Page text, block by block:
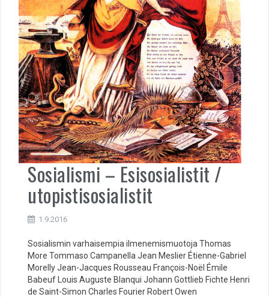
Sosialismi – Esisosialistit /
utopistisosialistit
1.9.2016
Sosialismin varhaisempia ilmenemismuotoja Thomas
More Tommaso Campanella Jean Meslier Étienne-Gabriel
Morelly Jean-Jacques Rousseau François-Noël Émile
Babeuf Louis Auguste Blanqui Johann Gottlieb Fichte Henri
de Saint-Simon Charles Fourier Robert Owen